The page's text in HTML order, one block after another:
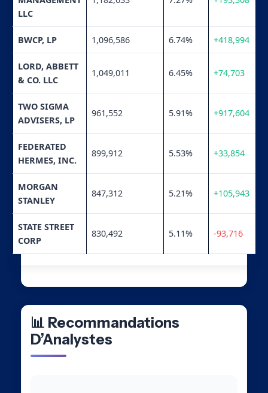
LLC
BWCP, LP 1,096,586 6.74% +418,994
LORD, ABBETT
& CO. LLC
1,049,011 6.45% +74,703
TWO SIGMA
ADVISERS, LP
961,552 5.91% +917,604
FEDERATED
HERMES, INC.
899,912 5.53% +33,854
MORGAN
STANLEY
847,312 5.21% +105,943
STATE STREET
CORP
830,492 5.11% -93,716
📊 Recommandations
D’Analystes